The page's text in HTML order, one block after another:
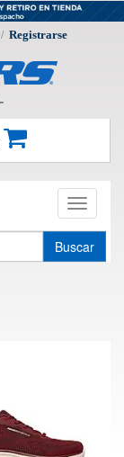
/ Registrarse
Toggle
Buscar